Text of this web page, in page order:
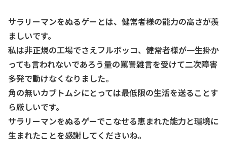
サラリーマンをぬるゲーとは、健常者様の能力の高さが羨
ましいです。
私は非正規の工場でさえフルボッコ、健常者様が一生掛か
っても言われないであろう量の罵詈雑言を受けて二次障害
多発で動けなくなりました。
角の無いカブトムシにとっては最低限の生活を送ることす
ら厳しいです。
サラリーマンをぬるゲーでこなせる恵まれた能力と環境に
生まれたことを感謝してくださいね。